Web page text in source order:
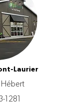
Laurier
1281